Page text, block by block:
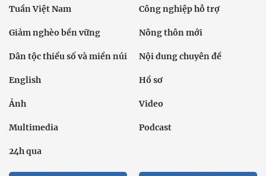
Tuần Việt Nam Công nghiệp hỗ trợ
Giảm nghèo bền vững Nông thôn mới
Dân tộc thiểu số và miền núi Nội dung chuyên đề
English Hồ sơ
Ảnh Video
Multimedia Podcast
24h qua